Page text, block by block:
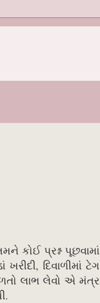
કોઈ પ્રશ્ન પૂછવામાં
દિવાળીમાં ટેગ
લાભ લેવો એ મંત્ર